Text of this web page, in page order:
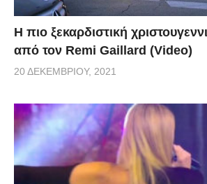
Η πιο ξεκαρδιστική
από τον Remi Gaillard (Video)
20 ΔΕΚΕΜΒΡΊΟΥ, 2021